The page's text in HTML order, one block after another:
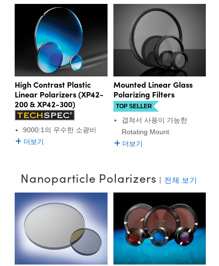
High Contrast Plastic
Linear Polarizers (XP42-
200 & XP42-300)
9000:1의 우수한 소광비
더보기
Mounted Linear Glass
Polarizing Filters
TOP SELLER
겹쳐서 사용이 가능한
Rotating Mount
더보기
Nanoparticle Polarizers | 전체 보기